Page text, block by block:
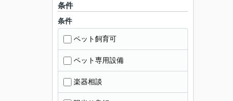
条件
条件
ペット飼育可
ペット専用設備
楽器相談